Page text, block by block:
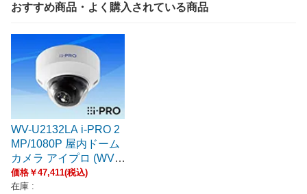
おすすめ商品・よく購入されている商品
WV-U2132LA i-PRO 2
MP/1080P 屋内ドーム
カメラ アイプロ (WV-
U2134AJ後継・移行機
種)
価格￥47,411(税込)
在庫 :